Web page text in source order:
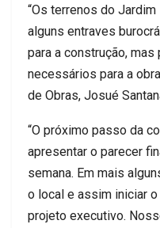
“Os terrenos do
alguns entraves
para a construção,
necessários para a
de Obras, Josué
“O próximo passo da
apresentar o parecer
semana. Em mais
o local e assim iniciar
projeto executivo.